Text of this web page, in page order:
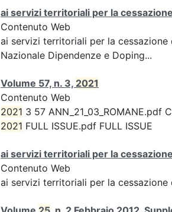
ai servizi territoriali per la
Contenuto Web
ai servizi territoriali per la
Nazionale Dipendenze e Doping...
Volume 57, n. 3, 2021
Contenuto Web
2021 3 57 ANN_21_03_ROMANE.pdf
2021 FULL ISSUE.pdf FULL ISSUE
ai servizi territoriali per la
Contenuto Web
ai servizi territoriali per la